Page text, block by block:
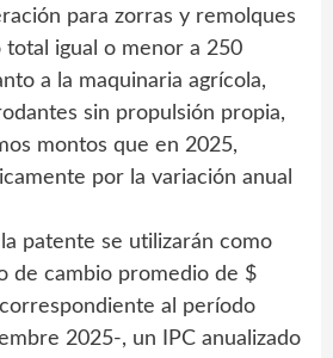
para zorras y remolques
igual o menor a 250
a la maquinaria agrícola,
sin propulsión propia,
montos que en 2025,
por la variación anual
patente se utilizarán como
de cambio promedio de $
al período
2025-, un IPC anualizado